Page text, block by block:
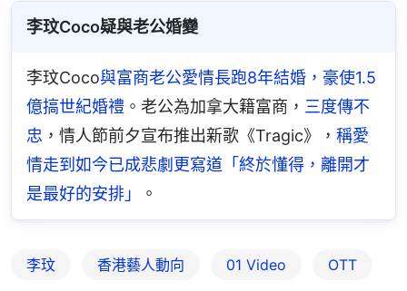
李玟Coco疑與老公婚變
李玟Coco與富商老公愛情長跑8年結婚，豪使1.5
億搞世紀婚禮 。老公為加拿大籍富商， 三度傳不
忠 ，情人節前夕宣布推出新歌《Tragic》， 稱愛
情走到如今已成悲劇更寫道「終於懂得，離開才
是最好的安排」
。
李玟 香港藝人動向 01 Video OTT